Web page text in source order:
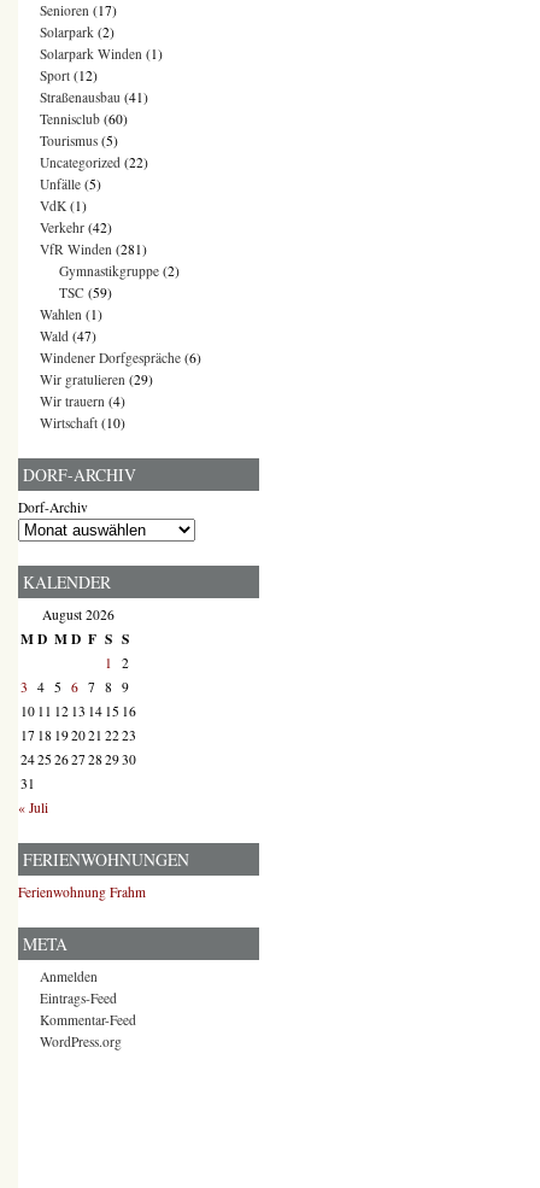
Senioren (17)
Solarpark (2)
Solarpark Winden (1)
Sport (12)
Straßenausbau (41)
Tennisclub (60)
Tourismus (5)
Uncategorized (22)
Unfälle (5)
VdK (1)
Verkehr (42)
VfR Winden (281)
Gymnastikgruppe (2)
TSC (59)
Wahlen (1)
Wald (47)
Windener Dorfgespräche (6)
Wir gratulieren (29)
Wir trauern (4)
Wirtschaft (10)
DORF-ARCHIV
Dorf-Archiv
KALENDER
August 2026
MD MD F S S
1 2
3 4 5 6 7 8 9
10 11 12 13 14 15 16
17 18 192021 2223
2425 2627 28 2930
31
« Juli
FERIENWOHNUNGEN
Ferienwohnung Frahm
META
Anmelden
Eintrags-Feed
Kommentar-Feed
WordPress.org